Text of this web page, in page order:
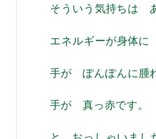
そういう気持ちは
エネルギーが身体に
手が ぽんぽんに腫
手が 真っ赤です。